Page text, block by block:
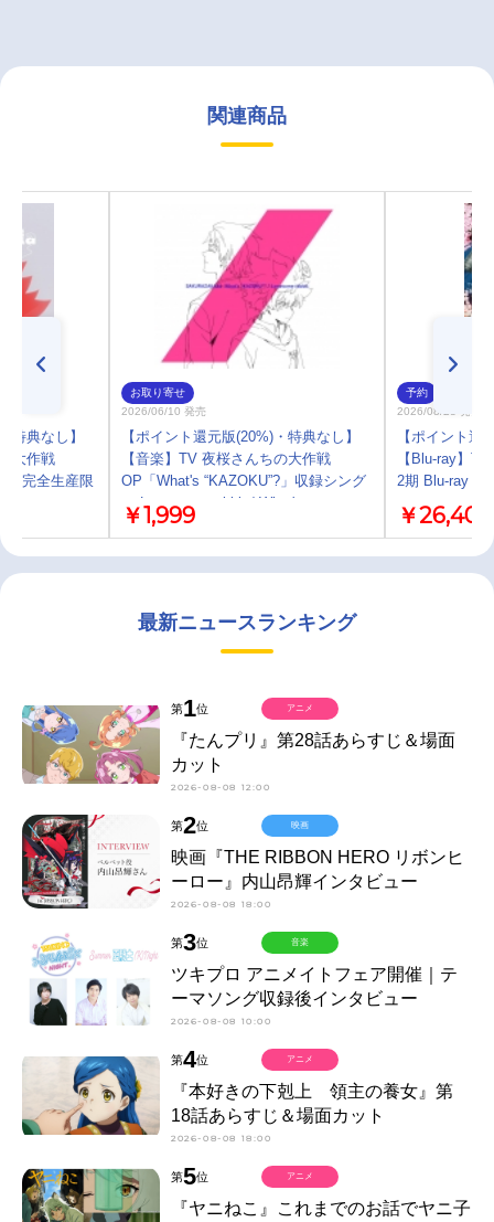
関連商品
特典なし】
大作戦
完全生産限
お取り寄せ
2026/06/10 発売
【ポイント還元版(20%)・特典なし】
【音楽】TV 夜桜さんちの大作戦
OP「What's “KAZOKU”?」収録シング
ル Lonesome rabbit / What's
“KAZOKU”?/櫻坂46 夜桜盤（完全生産
￥1,999
予約
2026/08/28 発売
【ポイント還
【Blu-ray】
2期 Blu-ray
￥26,400
最新ニュースランキング
第1位
『たんプリ』第28話あらすじ＆場面
カット
2026-08-08 12:00
アニメ
第2位
映画『THE RIBBON HERO リボンヒ
ーロー』内山昂輝インタビュー
2026-08-08 18:00
映画
第3位
ツキプロ アニメイトフェア開催｜テ
ーマソング収録後インタビュー
2026-08-08 10:00
音楽
第4位
『本好きの下剋上 領主の養女』第
18話あらすじ＆場面カット
2026-08-08 18:00
アニメ
第5位
『ヤニねこ』これまでのお話でヤニ子
アニメ